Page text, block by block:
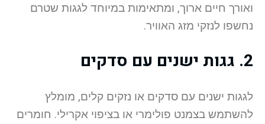
ואורך חיים ארוך, ומתאימות במיוחד לגגות שטרם
נחשפו לנזקי מזג האוויר.
2. גגות ישנים עם סדקים
לגגות ישנים עם סדקים או נזקים קלים, מומלץ
להשתמש בצמנט פולימרי או בציפוי אקרילי. חומרים